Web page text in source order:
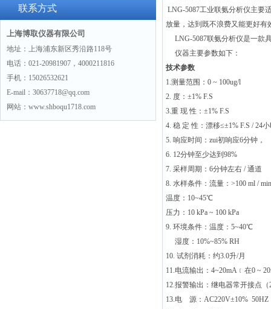
联系方式
上海博取仪器有限公司
地址：上海浦东新区秀沿路118号
电话：021-20981907，4000211816
手机：15026532621
E-mail：30637718@qq.com
网站：www.shboqu1718.com
LNG-5087工业联氨分析仪主要
放量，达到既不浪费又能更好有
LNG-5087联氨分析仪是一款
仪器主要参数如下：
技术参数
1.测量范围：0 ~ 100ug/l
2. 度：±1% F.S
3.重 现 性：±1% F.S
4. 稳 定 性：漂移≤±1% F.S / 24
5. 响应时间：zui初响应6分钟，
6. 12分钟至少达到98%
7. 采样周期：6分钟左右 / 通道
8. 水样条件：流量：>100 ml / min
温度：10~45℃
压力：10 kPa ~ 100 kPa
9. 环境条件：温度：5~40℃
湿度：10%~85% RH
10. 试剂消耗：约3.0升/月
11.电流输出：4~20mA﹝在0 ~
12.报警输出：继电器常开接点
13.电 源：AC220V±10% 50HZ